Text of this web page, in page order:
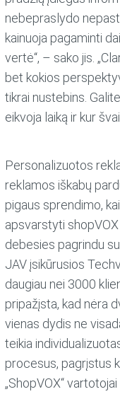
nebepraslydo
kainuoja pagaminti
vertė“, – sako jis.
bet kokios
tikrai nustebins.
eikvoja laiką ir kur
Personalizuotos
reklamos iškabų
pigaus sprendimo,
apsvarstyti
debesies pagrindu
JAV įsikūrusios
daugiau nei 3000
pripažįsta, kad nėra
vienas dydis ne
teikia
procesus, pagrįstus
„ShopVOX“